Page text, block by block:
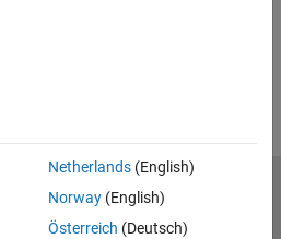
Netherlands(English)
Norway(English)
Österreich (Deutsch)
Informativa sulla privacy
Contatti